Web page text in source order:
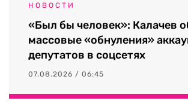
НОВОСТИ
«Был бы человек»: Калачев
массовые «обнуления»
депутатов в соцсетях
07.08.2026 / 06:45